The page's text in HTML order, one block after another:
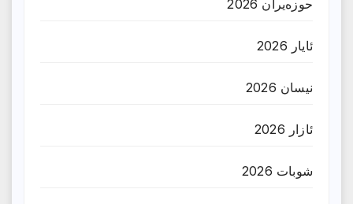
حوزه‌یران 2026
ئایار 2026
نیسان 2026
ئازار 2026
شوبات 2026